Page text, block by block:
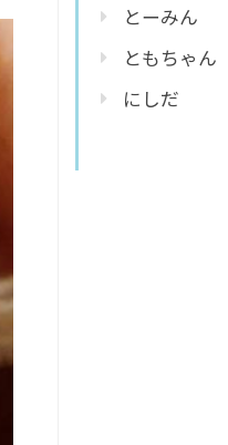
とーみん
ともちゃん
にしだ